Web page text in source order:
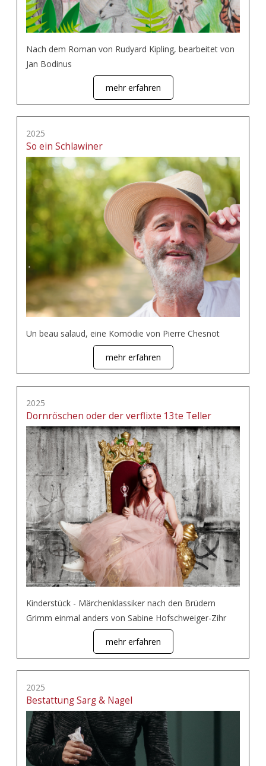
Nach dem Roman von Rudyard Kipling, bearbeitet von
Jan Bodinus
mehr erfahren
2025
So ein Schlawiner
Un beau salaud, eine Komödie von Pierre Chesnot
mehr erfahren
2025
Dornröschen oder der verflixte 13te Teller
Kinderstück - Märchenklassiker nach den Brüdern
Grimm einmal anders von Sabine Hofschweiger-Zihr
mehr erfahren
2025
Bestattung Sarg & Nagel